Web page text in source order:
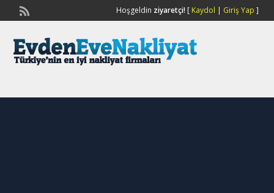
Hoşgeldin ziyaretçi![ Kaydol | Giriş Yap ]